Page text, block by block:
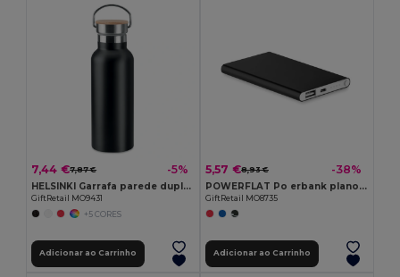
7,44 €7,87 € -5%
HELSINKI Garrafa parede dupla de 500 ml
GiftRetail MO9431
+5 CORES
Adicionar ao Carrinho
5,57 €8,93 € -38%
POWERFLAT Po erbank plano 4000mAh
GiftRetail MO8735
Adicionar ao Carrinho